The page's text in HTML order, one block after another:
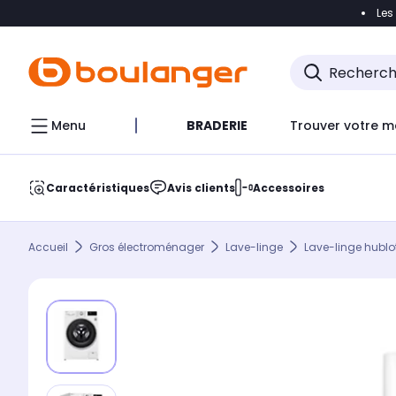
Accéder
Menu BRADERIE Trouver votre
Caractéristiques Avis clients Accessoires
Accueil Gros électroménager Lave-linge Lave-linge